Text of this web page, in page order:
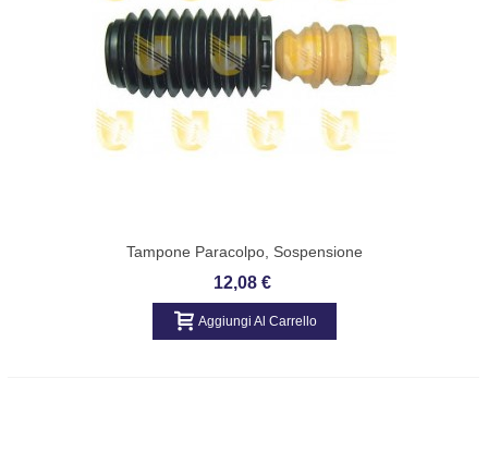
Tampone Paracolpo, Sospensione
MERCEDES CLASSA A -B UNIGOM
12,08 €
Aggiungi Al Carrello